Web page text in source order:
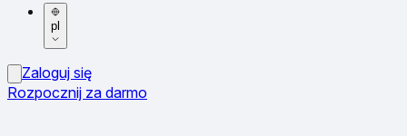
pl
Zaloguj się
Rozpocznij za darmo